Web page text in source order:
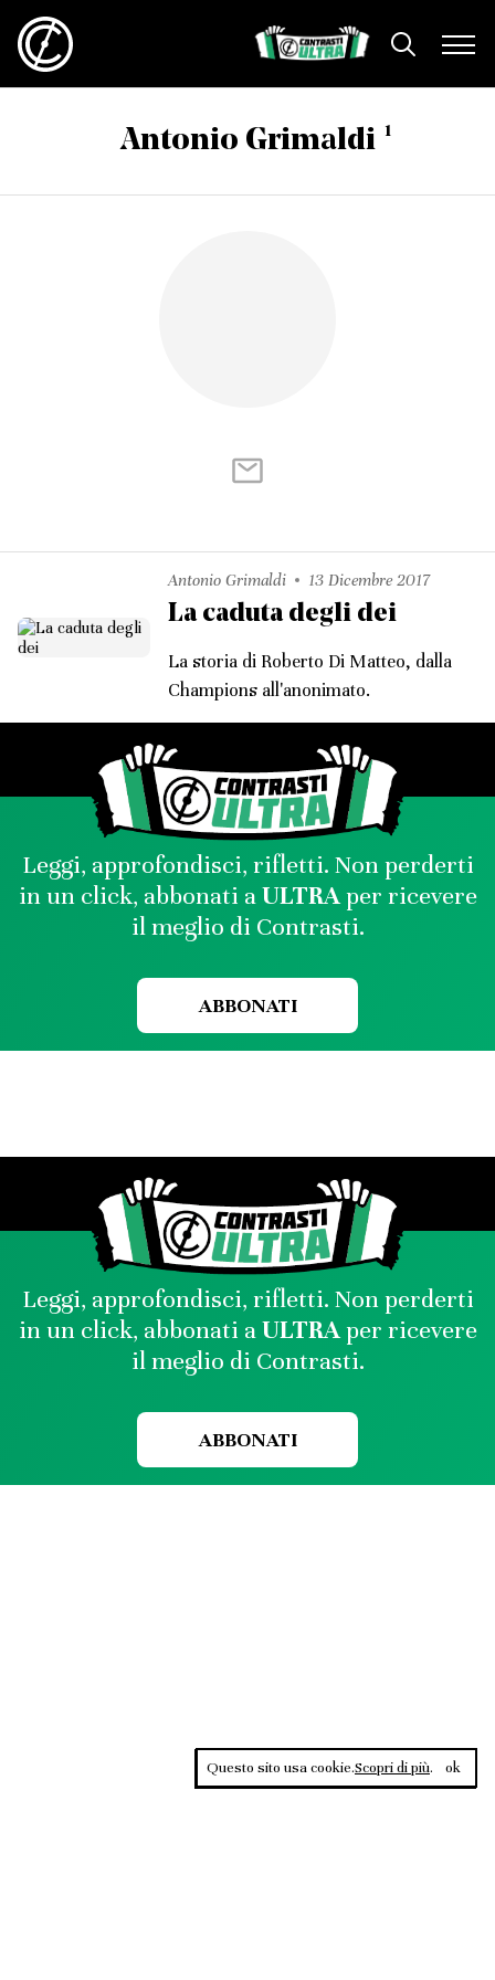
Antonio Grimaldi 1
Antonio Grimaldi 13 Dicembre 2017
La caduta degli dei
La storia di Roberto Di Matteo, dalla
Champions all'anonimato.
Leggi, approfondisci, rifletti. Non perderti
in un click, abbonati aULTRAper ricevere
il meglio di Contrasti.
ABBONATI
Leggi, approfondisci, rifletti. Non perderti
in un click, abbonati aULTRAper ricevere
il meglio di Contrasti.
ABBONATI
Questo sito usa cookie.Scopri di più. ok